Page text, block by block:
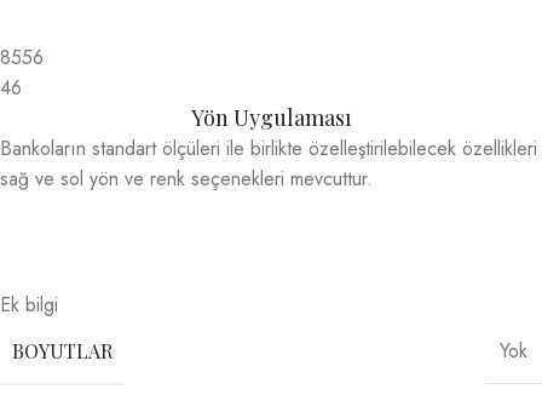
8556
46
Yön Uygulaması
Bankoların standart ölçüleri ile birlikte özelleştirilebilecek özellikleri
sağ ve sol yön ve renk seçenekleri mevcuttur.
Ek bilgi
BOYUTLAR Yok